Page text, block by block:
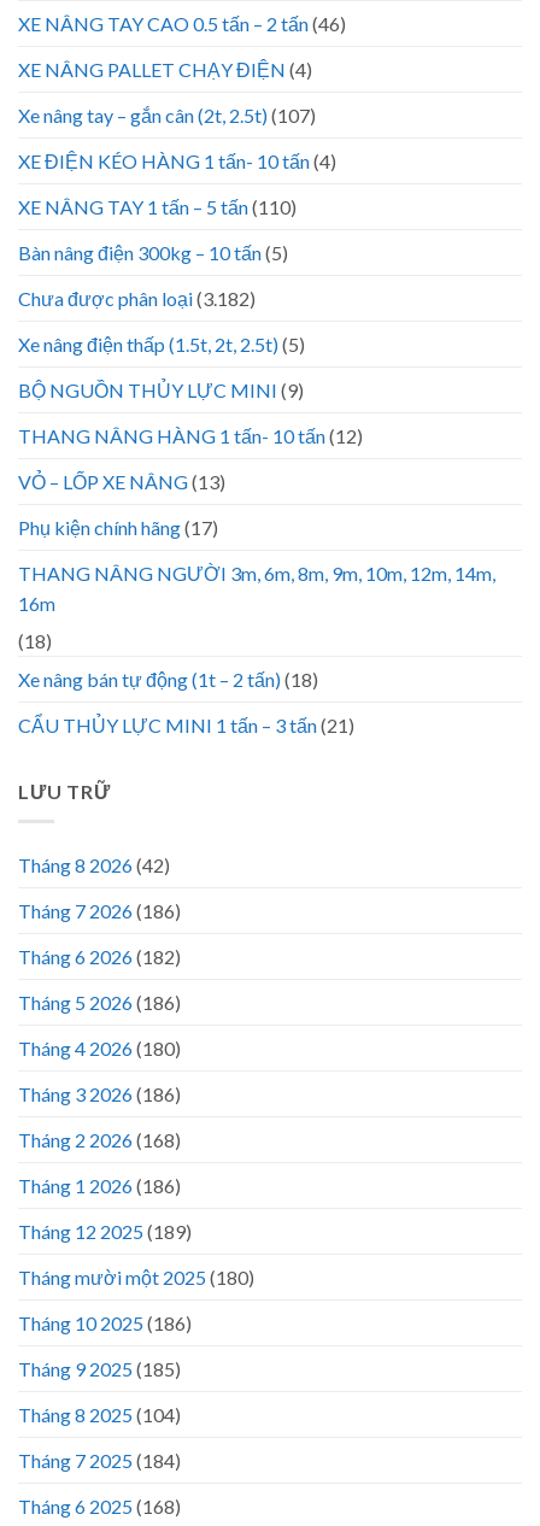
XE NÂNG TAY CAO 0.5 tấn – 2 tấn(46)
XE NÂNG PALLET CHẠY ĐIỆN (4)
Xe nâng tay – gắn cân (2t, 2.5t)(107)
XE ĐIỆN KÉO HÀNG 1 tấn- 10 tấn(4)
XE NÂNG TAY 1 tấn – 5 tấn(110)
Bàn nâng điện 300kg – 10 tấn(5)
Chưa được phân loại(3.182)
Xe nâng điện thấp (1.5t, 2t, 2.5t)(5)
BỘ NGUỒN THỦY LỰC MINI (9)
THANG NÂNG HÀNG 1 tấn- 10 tấn(12)
VỎ – LỐP XE NÂNG(13)
Phụ kiện chính hãng(17)
THANG NÂNG NGƯỜI 3m, 6m, 8m, 9m, 10m, 12m, 14m,
16m
(18)
Xe nâng bán tự động (1t – 2 tấn)(18)
CẨU THỦY LỰC MINI 1 tấn – 3 tấn(21)
LƯU TRỮ
Tháng 8 2026(42)
Tháng 7 2026(186)
Tháng 6 2026(182)
Tháng 5 2026(186)
Tháng 4 2026(180)
Tháng 3 2026(186)
Tháng 2 2026(168)
Tháng 1 2026(186)
Tháng 12 2025(189)
Tháng mười một 2025(180)
Tháng 10 2025(186)
Tháng 9 2025(185)
Tháng 8 2025(104)
Tháng 7 2025(184)
Tháng 6 2025(168)